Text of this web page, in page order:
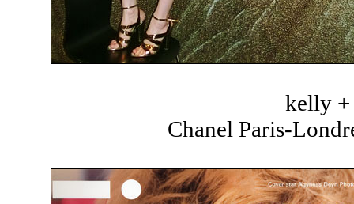
kelly +
Chanel Paris-